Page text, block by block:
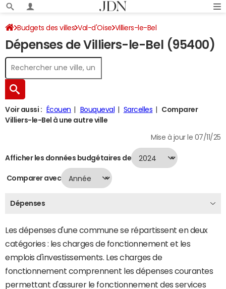
Budgets des villes Val-d'Oise Villiers-le-Bel
Dépenses 2024
Dépenses de Villiers-le-Bel (95400)
Voir aussi : Écouen Bouqueval Sarcelles
Comparer
Villiers-le-Bel à une autre ville
Mise à jour le 07/11/25
Afficher les données budgétaires de
Comparer avec
Dépenses
Les dépenses d'une commune se répartissent en deux
catégories : les charges de fonctionnement et les
emplois d'investissements. Les charges de
fonctionnement comprennent les dépenses courantes
permettant d'assurer le fonctionnement des services